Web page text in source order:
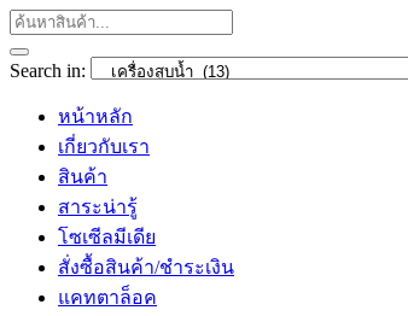
Search in:
หน้าหลัก
เกี่ยวกับเรา
สินค้า
สาระน่ารู้
โซเซีลมีเดีย
สั่งซื้อสินค้า/ชำระเงิน
แคทตาล็อค